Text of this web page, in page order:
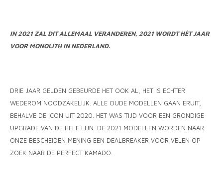
IN 2021 ZAL DIT ALLEMAAL VERANDEREN, 2021 WORDT HÈT JAAR
VOOR MONOLITH IN NEDERLAND.
DRIE JAAR GELDEN GEBEURDE HET OOK AL, HET IS ECHTER
WEDEROM NOODZAKELIJK. ALLE OUDE MODELLEN GAAN ERUIT,
BEHALVE DE ICON UIT 2020. HET WAS TIJD VOOR EEN GRONDIGE
UPGRADE VAN DE HELE LIJN. DE 2021 MODELLEN WORDEN NAAR
ONZE BESCHEIDEN MENING EEN DEALBREAKER VOOR VELEN OP
ZOEK NAAR DE PERFECT KAMADO.